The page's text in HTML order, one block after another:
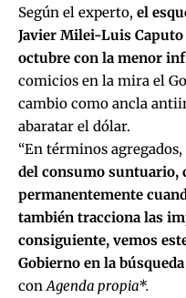
Según el experto, el
Javier Milei-Luis Caputo
octubre con la menor
comicios en la mira el
cambio como ancla
abaratar el dólar.
“En términos agregados,
del consumo suntuario,
permanentemente
también tracciona las
consiguiente, vemos
Gobierno en la
con Agenda propia*.